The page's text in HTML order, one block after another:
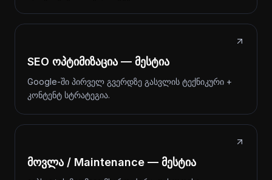
SEO ოპტიმიზაცია — მესტია
Google-ში პირველ გვერდზე გასვლის ტექნიკური +
კონტენტ სტრატეგია.
მოვლა / Maintenance — მესტია